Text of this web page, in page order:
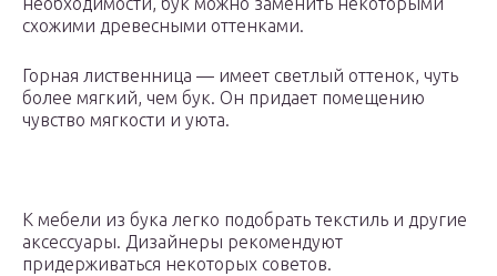
схожими древесными оттенками.
Горная лиственница — имеет светлый оттенок, чуть
более мягкий, чем бук. Он придает помещению
чувство мягкости и уюта.
К мебели из бука легко подобрать текстиль и другие
аксессуары. Дизайнеры рекомендуют
придерживаться некоторых советов.